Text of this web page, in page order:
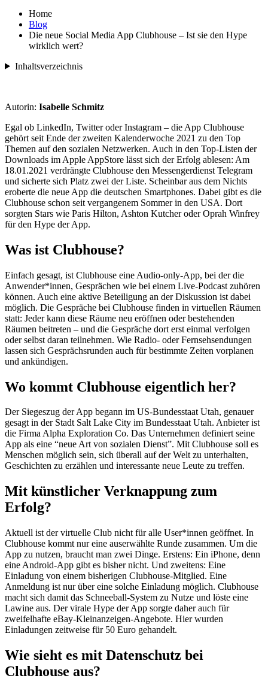
Home
Blog
Die neue Social Media App Clubhouse – Ist sie den Hype
wirklich wert?
Inhaltsverzeichnis
Autorin: Isabelle Schmitz
Egal ob LinkedIn, Twitter oder Instagram – die App Clubhouse
gehört seit Ende der zweiten Kalenderwoche 2021 zu den Top
Themen auf den sozialen Netzwerken. Auch in den Top-Listen der
Downloads im Apple AppStore lässt sich der Erfolg ablesen: Am
18.01.2021 verdrängte Clubhouse den Messengerdienst Telegram
und sicherte sich Platz zwei der Liste. Scheinbar aus dem Nichts
eroberte die neue App die deutschen Smartphones. Dabei gibt es die
Clubhouse schon seit vergangenem Sommer in den USA. Dort
sorgten Stars wie Paris Hilton, Ashton Kutcher oder Oprah Winfrey
für den Hype der App.
Was ist Clubhouse?
Einfach gesagt, ist Clubhouse eine Audio-only-App, bei der die
Anwender*innen, Gesprächen wie bei einem Live-Podcast zuhören
können. Auch eine aktive Beteiligung an der Diskussion ist dabei
möglich. Die Gespräche bei Clubhouse finden in virtuellen Räumen
statt: Jeder kann diese Räume neu eröffnen oder bestehenden
Räumen beitreten – und die Gespräche dort erst einmal verfolgen
oder selbst daran teilnehmen. Wie Radio- oder Fernsehsendungen
lassen sich Gesprächsrunden auch für bestimmte Zeiten vorplanen
und ankündigen.
Wo kommt Clubhouse eigentlich her?
Der Siegeszug der App begann im US-Bundesstaat Utah, genauer
gesagt in der Stadt Salt Lake City im Bundesstaat Utah. Anbieter ist
die Firma Alpha Exploration Co. Das Unternehmen definiert seine
App als eine “neue Art von sozialen Dienst”. Mit Clubhouse soll es
Menschen möglich sein, sich überall auf der Welt zu unterhalten,
Geschichten zu erzählen und interessante neue Leute zu treffen.
Mit künstlicher Verknappung zum
Erfolg?
Aktuell ist der virtuelle Club nicht für alle User*innen geöffnet. In
Clubhouse kommt nur eine auserwählte Runde zusammen. Um die
App zu nutzen, braucht man zwei Dinge. Erstens: Ein iPhone, denn
eine Android-App gibt es bisher nicht. Und zweitens: Eine
Einladung von einem bisherigen Clubhouse-Mitglied. Eine
Anmeldung ist nur über eine solche Einladung möglich. Clubhouse
macht sich damit das Schneeball-System zu Nutze und löste eine
Lawine aus. Der virale Hype der App sorgte daher auch für
zweifelhafte eBay-Kleinanzeigen-Angebote. Hier wurden
Einladungen zeitweise für 50 Euro gehandelt.
Wie sieht es mit Datenschutz bei
Clubhouse aus?